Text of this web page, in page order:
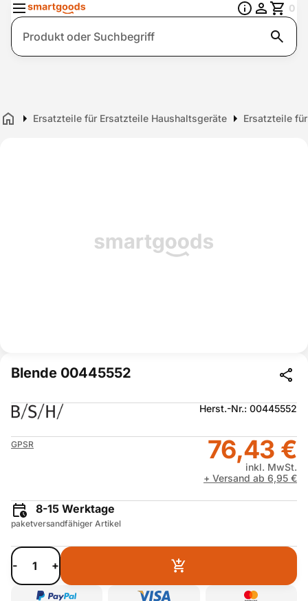
Suche
0
Home Ersatzteile für Ersatzteile Haushaltsgeräte Ersatzteile
Blende 00445552
Herst.-Nr.: 00445552
GPSR 76,43 €
inkl. MwSt.
+ Versand ab 6,95 €
8-15 Werktage
paketversandfähiger Artikel
- +